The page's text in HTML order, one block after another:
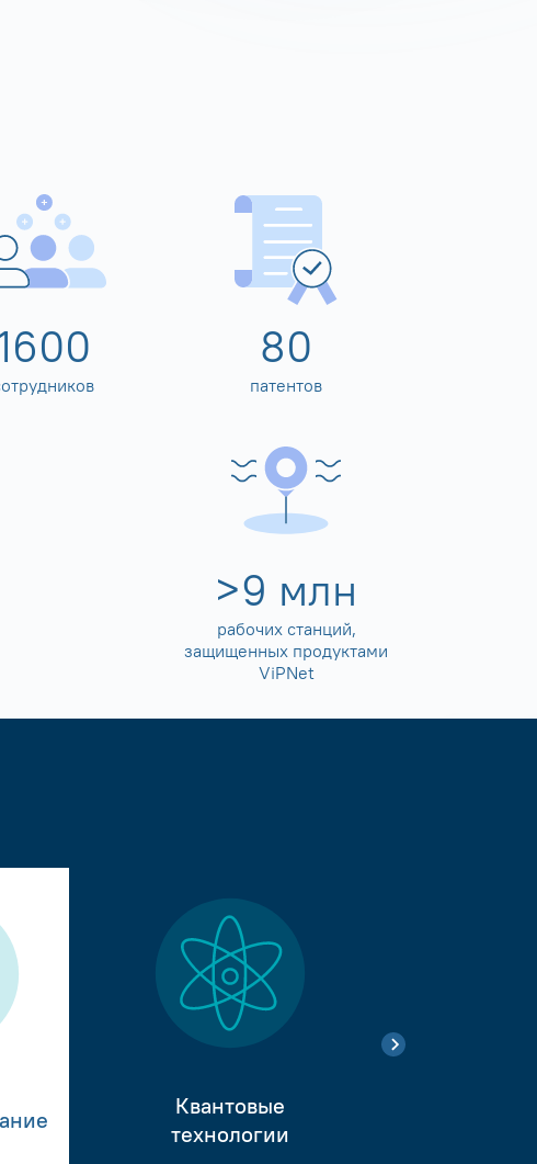
80
патентов
>10 млн
рабочих станций,
защищенных продуктами
ViPNet
Квантовые
технологии